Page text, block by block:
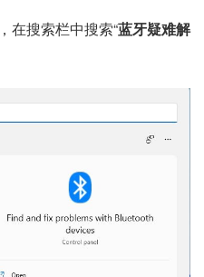
在搜索栏中搜索“蓝牙疑难解